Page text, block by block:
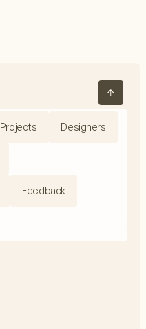
Projects Designers
Feedback